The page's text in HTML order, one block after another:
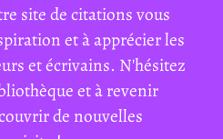
site de citations vous
et à apprécier les
et écrivains. N'hésitez
et à revenir
de nouvelles